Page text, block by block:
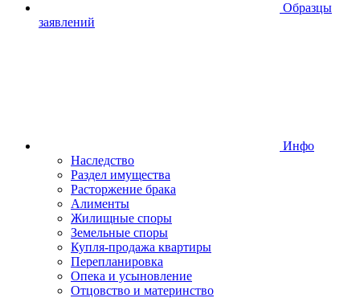
Образцы
заявлений
Инфо
Наследство
Раздел имущества
Расторжение брака
Алименты
Жилищные споры
Земельные споры
Купля-продажа квартиры
Перепланировка
Опека и усыновление
Отцовство и материнство